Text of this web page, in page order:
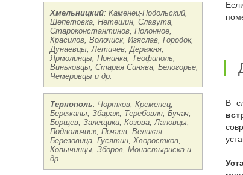
Хмельницкий: Каменец-Подольский,
Шепетовка, Нетешин, Славута,
Староконстантинов, Полонное,
Красилов, Волочиск, Изяслав, Городок,
Дунаевцы, Летичев, Деражня,
Ярмолинцы, Понинка, Теофиполь,
Виньковцы, Старая Синява, Белогорье,
Чемеровцы и др.
Тернополь: Чортков, Кременец,
Бережаны, Збараж, Теребовля, Бучач,
Борщев, Залещики, Козова, Лановцы,
Подволочиск, Почаев, Великая
Березовица, Гусятин, Хворостков,
Копычинцы, Зборов, Монастыриска и
др.
Если пространства на кухне немного, то духовой шкаф монтируется максимально компактно, чтобы не занимать место. В просторных
В